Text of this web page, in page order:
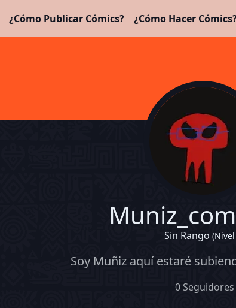
¿Cómo Publicar Cómics? ¿Cómo Hacer
Sin Rango
Soy Muñiz aquí estaré
0 Seguidores